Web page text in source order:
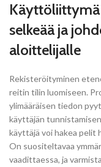
Käyttöliittymä
selkeää ja
aloittelijalle
Rekisteröityminen
reitin tilin luomiseen.
ylimääräisen tiedon
käyttäjän
käyttäjä voi hakea pelit
On suositeltavaa
vaadittaessa, ja